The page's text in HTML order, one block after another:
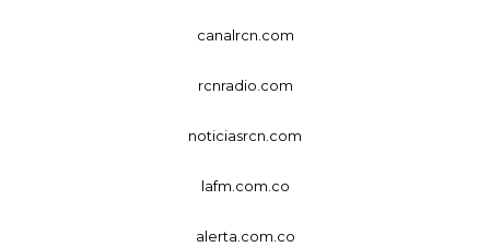
canalrcn.com
rcnradio.com
noticiasrcn.com
lafm.com.co
alerta.com.co